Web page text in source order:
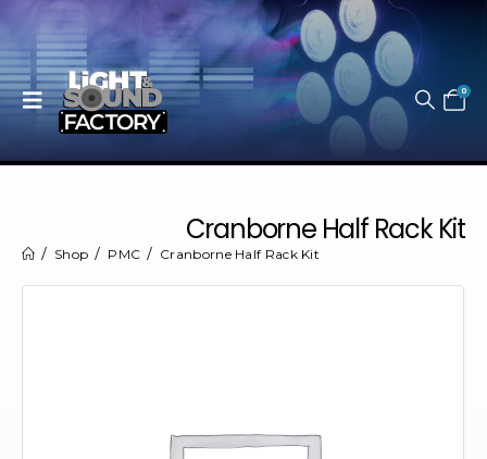
0
Cranborne Half Rack Kit
Shop PMC Cranborne Half Rack Kit